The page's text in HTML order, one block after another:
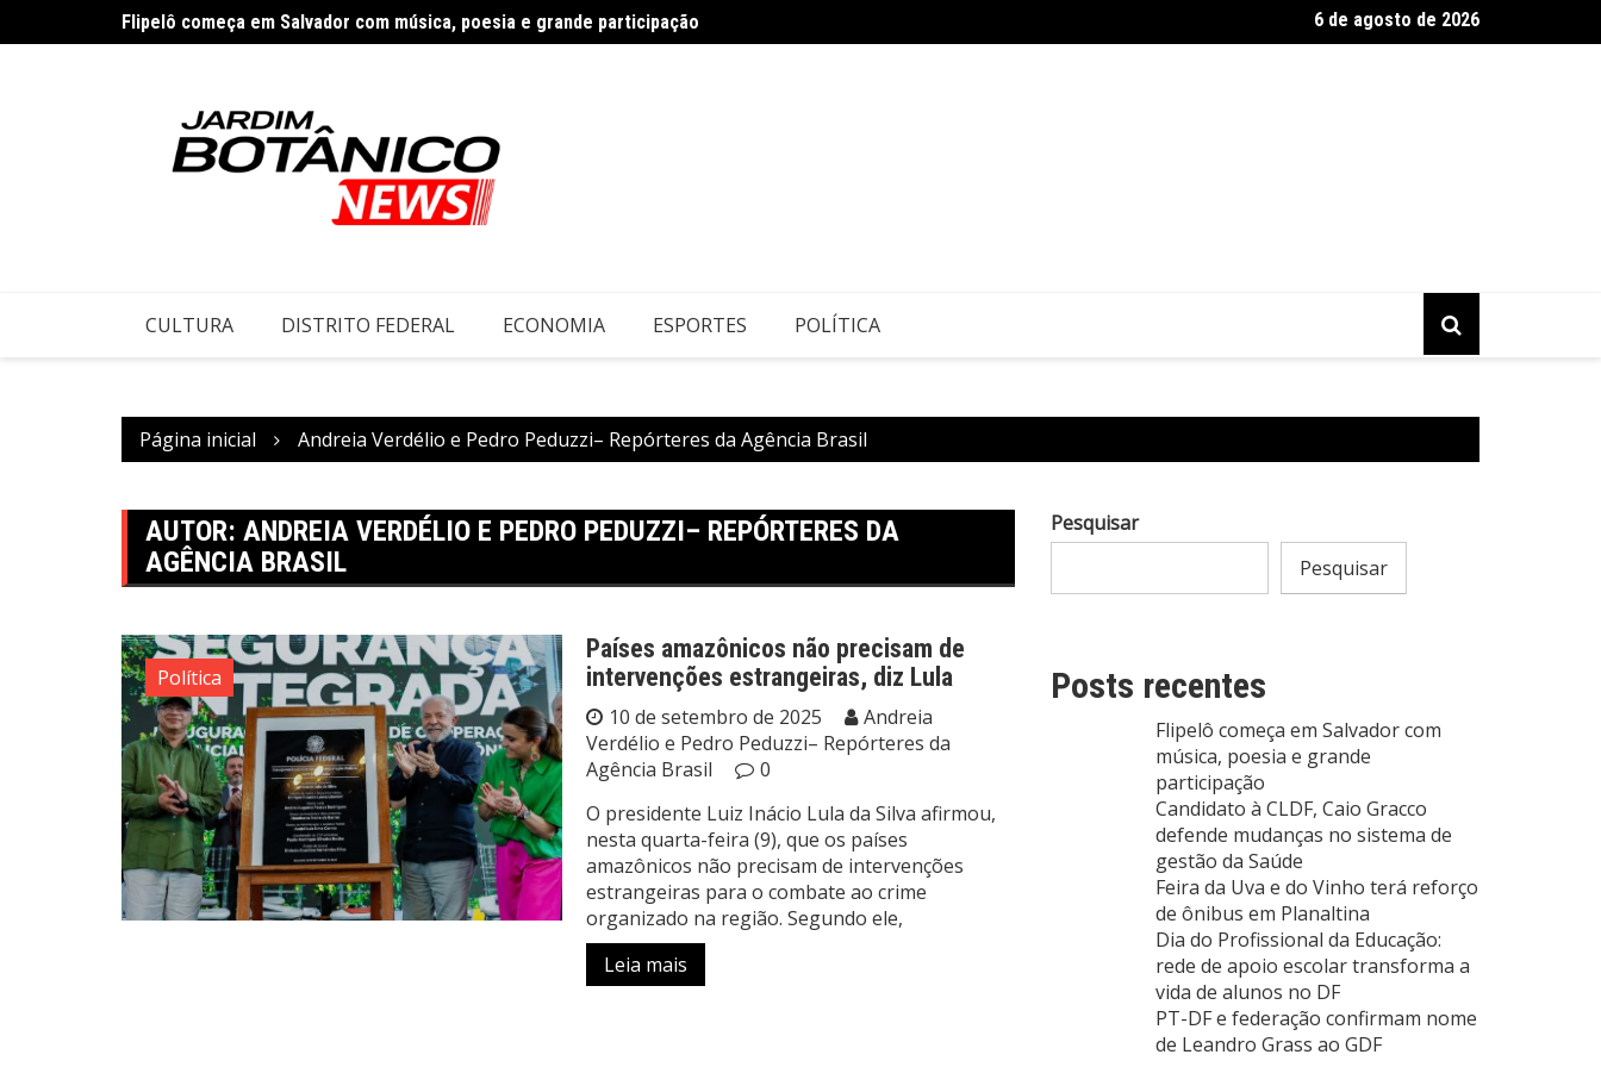
para
Flipelô começa em Salvador com música, poesia e grande participação Candidato à CLDF, Caio Gracco defende mudanças no sistema de
6 de agosto de 2026
CULTURA DISTRITO FEDERAL ECONOMIA ESPORTES POLÍTICA
Página inicial Andreia Verdélio e Pedro Peduzzi– Repórteres da Agência Brasil
AUTOR: ANDREIA VERDÉLIO E PEDRO PEDUZZI– REPÓRTERES DA
AGÊNCIA BRASIL
Política
Países amazônicos não precisam de
intervenções estrangeiras, diz Lula
10 de setembro de 2025
Andreia
Verdélio e Pedro Peduzzi– Repórteres da
Agência Brasil
0
O presidente Luiz Inácio Lula da Silva afirmou,
nesta quarta-feira (9), que os países
amazônicos não precisam de intervenções
estrangeiras para o combate ao crime
organizado na região. Segundo ele,
Leia mais
Pesquisar
Pesquisar
Posts recentes
Flipelô começa em Salvador com
música, poesia e grande
participação
Candidato à CLDF, Caio Gracco
defende mudanças no sistema de
gestão da Saúde
Feira da Uva e do Vinho terá reforço
de ônibus em Planaltina
Dia do Profissional da Educação:
rede de apoio escolar transforma a
vida de alunos no DF
PT-DF e federação confirmam nome
de Leandro Grass ao GDF